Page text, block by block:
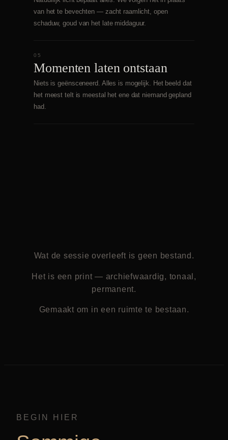
van het te bevechten — zacht raamlicht, open
schaduw, goud van het late middaguur.
05
Momenten laten ontstaan
Niets is geënsceneerd. Alles is mogelijk. Het beeld dat
het meest telt is meestal het ene dat niemand gepland
had.
Wat de sessie overleeft is geen bestand.
Het is een print — archiefwaardig, tonaal,
permanent.
Gemaakt om in een ruimte te bestaan.
BEGIN HIER